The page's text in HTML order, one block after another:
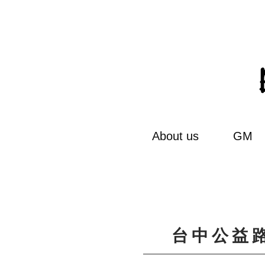
About us GM
台中公益